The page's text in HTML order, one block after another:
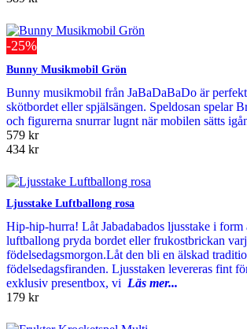
-25%
Bunny Musikmobil Grön
Bunny musikmobil från JaBaDaBaDo är
skötbordet eller spjälsängen. Speldosan spelar
och figurerna snurrar lugnt när mobilen sätts
579 kr
434 kr
Ljusstake Luftballong rosa
Hip-hip-hurra! Låt Jabadabados ljusstake i form
luftballong pryda bordet eller frukostbrickan
födelsedagsmorgon.Låt den bli en älskad
födelsedagsfiranden. Ljusstaken levereras fint
exklusiv presentbox, vi Läs mer...
179 kr